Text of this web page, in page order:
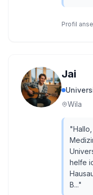
Profil
Jai
Wila
"
helfe
B..."